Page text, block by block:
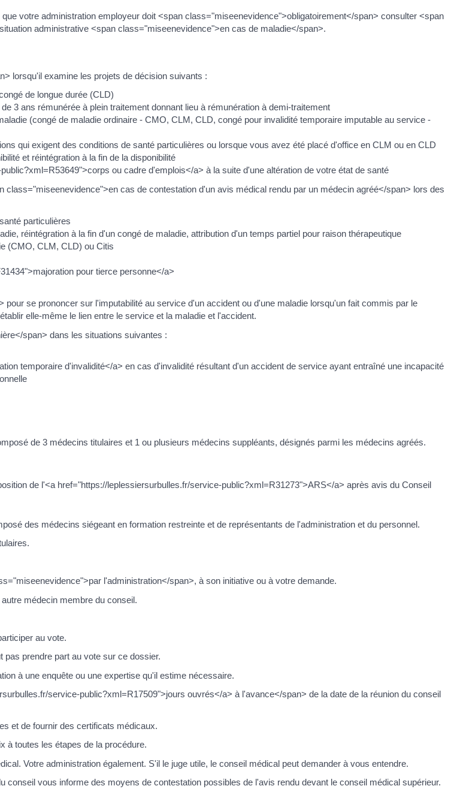
votre administration employeur doit <span class="miseenevidence">obligatoirement</span> consulter <span
administrative <span class="miseenevidence">en cas de maladie</span>.
lorsqu'il examine les projets de décision suivants :
de longue durée (CLD)
3 ans rémunérée à plein traitement donnant lieu à rémunération à demi-traitement
(congé de maladie ordinaire - CMO, CLM, CLD, congé pour invalidité temporaire imputable au service -
qui exigent des conditions de santé particulières ou lorsque vous avez été placé d'office en CLM ou en CLD
et réintégration à la fin de la disponibilité
ou cadre d'emplois</a> à la suite d'une altération de votre état de santé
cas de contestation d'un avis médical rendu par un médecin agréé</span> lors des
particulières
réintégration à la fin d'un congé de maladie, attribution d'un temps partiel pour raison thérapeutique
(CMO, CLM, CLD) ou Citis
pour tierce personne</a>
se prononcer sur l'imputabilité au service d'un accident ou d'une maladie lorsqu'un fait commis par le
elle-même le lien entre le service et la maladie et l'accident.
span> dans les situations suivantes :
temporaire d'invalidité</a> en cas d'invalidité résultant d'un accident de service ayant entraîné une incapacité
de 3 médecins titulaires et 1 ou plusieurs médecins suppléants, désignés parmi les médecins agréés.
de l'<a href="https://leplessiersurbulles.fr/service-public?xml=R31273">ARS</a> après avis du Conseil
des médecins siégeant en formation restreinte et de représentants de l'administration et du personnel.
l'administration</span>, à son initiative ou à votre demande.
médecin membre du conseil.
au vote.
prendre part au vote sur ce dossier.
à une enquête ou une expertise qu'il estime nécessaire.
service-public?xml=R17509">jours ouvrés</a> à l'avance</span> de la date de la réunion du conseil
et de fournir des certificats médicaux.
à toutes les étapes de la procédure.
Votre administration également. S'il le juge utile, le conseil médical peut demander à vous entendre.
vous informe des moyens de contestation possibles de l'avis rendu devant le conseil médical supérieur.